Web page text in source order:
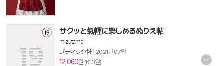
サクッと氣輕に樂しめるぬりえ帖
mizutama
ブティック社 2021년 07월
12,060원 (610원)